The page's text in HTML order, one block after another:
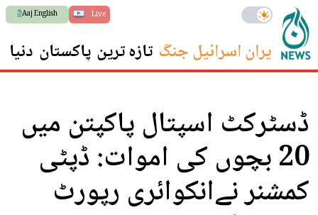
Live
Aaj English
ایران اسرائیل جنگ تازہ ترین پاکستان دنیا
ڈسٹرکٹ اسپتال پاکپتن میں
20 بچوں کی اموات: ڈپٹی
کمشنر نےانکوائری رپورٹ